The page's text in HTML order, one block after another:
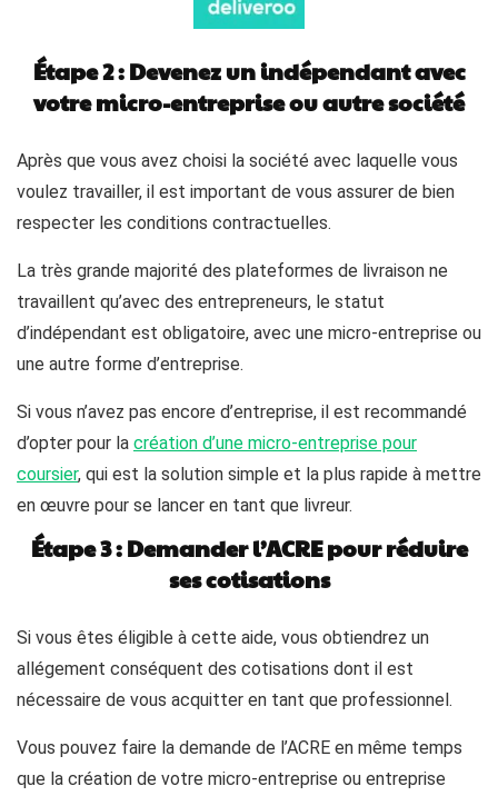
Étape 2 : Devenez un indépendant avec
votre micro-entreprise ou autre société
Après que vous avez choisi la société avec laquelle vous
voulez travailler, il est important de vous assurer de bien
respecter les conditions contractuelles.
La très grande majorité des plateformes de livraison ne
travaillent qu’avec des entrepreneurs, le statut
d’indépendant est obligatoire, avec une micro-entreprise ou
une autre forme d’entreprise.
Si vous n’avez pas encore d’entreprise, il est recommandé
d’opter pour la création d’une micro-entreprise pour
coursier, qui est la solution simple et la plus rapide à mettre
en œuvre pour se lancer en tant que livreur.
Étape 3 : Demander l’ACRE pour réduire
ses cotisations
Si vous êtes éligible à cette aide, vous obtiendrez un
allégement conséquent des cotisations dont il est
nécessaire de vous acquitter en tant que professionnel.
Vous pouvez faire la demande de l’ACRE en même temps
que la création de votre micro-entreprise ou entreprise